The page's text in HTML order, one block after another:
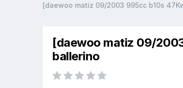
[daewoo matiz 09/2003 995cc b10s
[daewoo matiz 09/
ballerino